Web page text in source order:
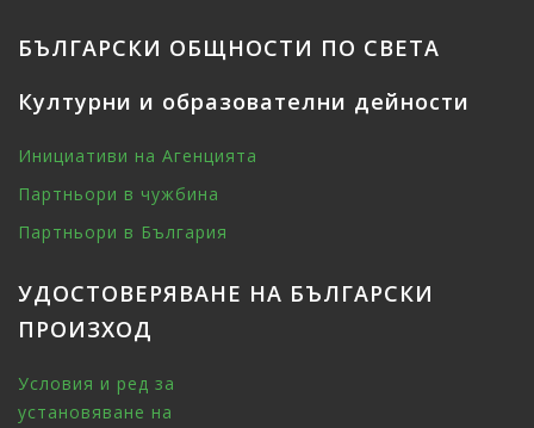
БЪЛГАРСКИ ОБЩНОСТИ ПО СВЕТА
Културни и образователни дейности
Инициативи на Агенцията
Партньори в чужбина
Партньори в България
УДОСТОВЕРЯВАНЕ НА БЪЛГАРСКИ
ПРОИЗХОД
Условия и ред за
установяване на